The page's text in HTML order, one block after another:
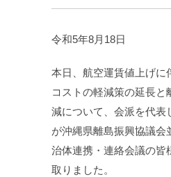
令和5年8月18日
本日、航空運賃値上げに
コストの軽減策の延長と
減について、会派を代表
が沖縄県離島振興協議会
治体連携・連絡会議の皆
取りました。